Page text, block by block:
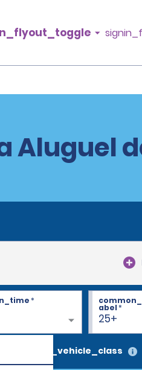
Aluguel
*
25+
abel*
search_vehicle_class